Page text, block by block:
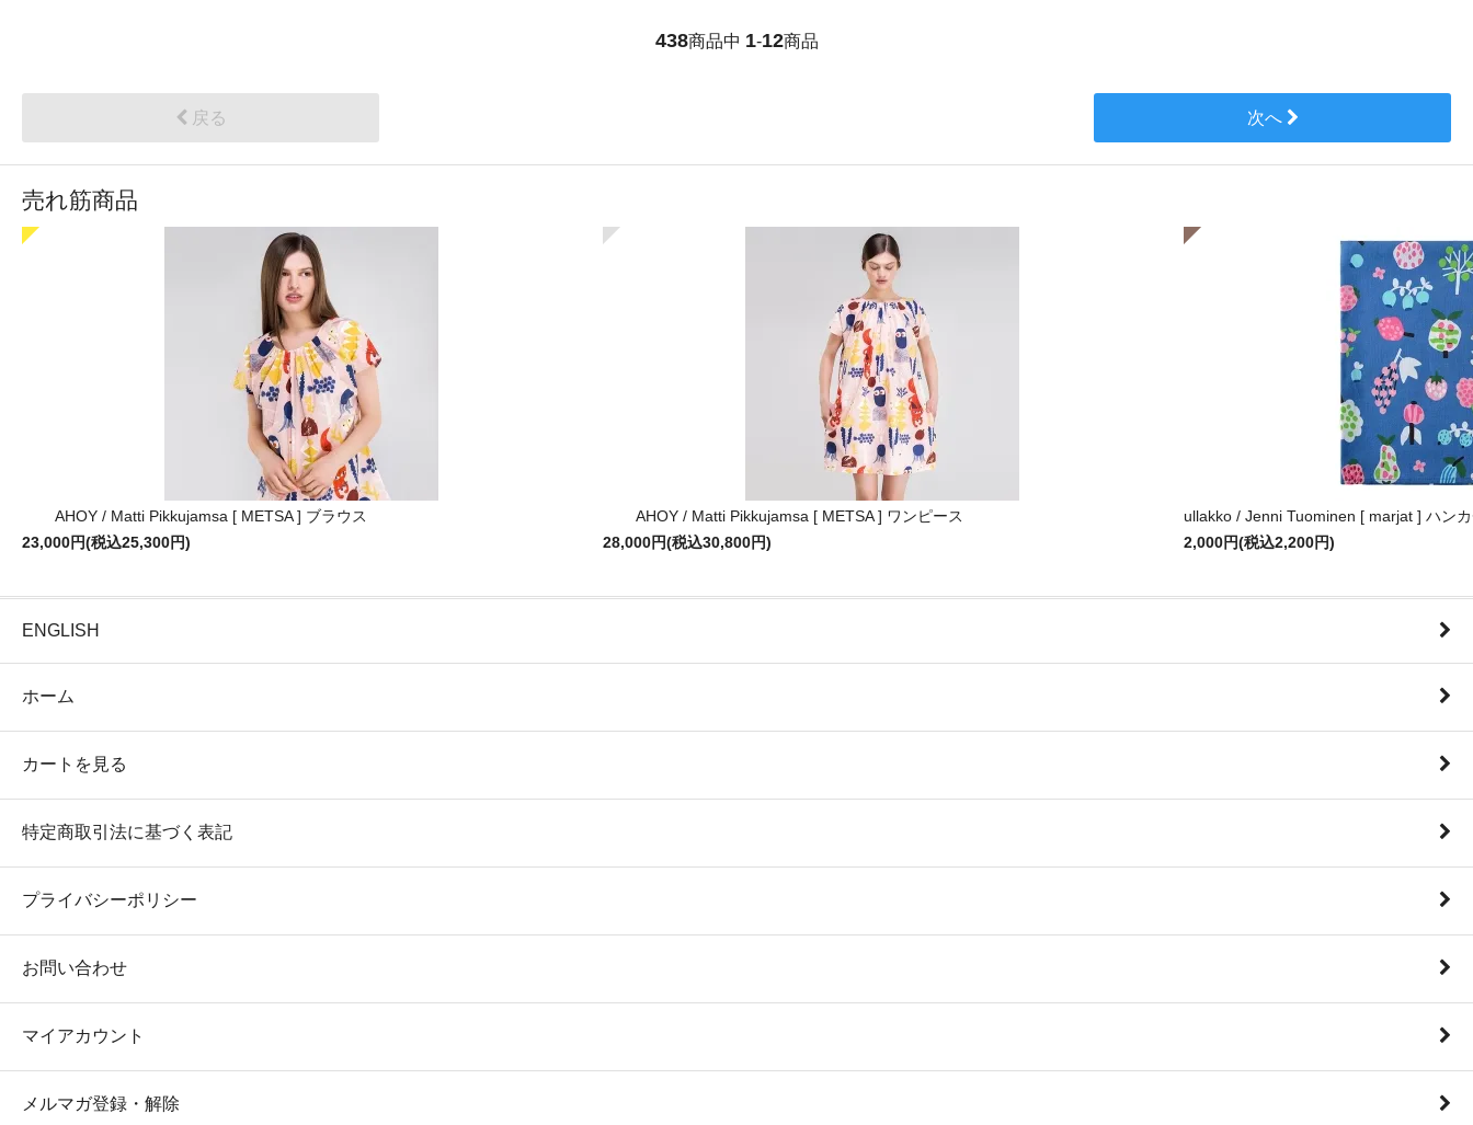
438商品中 1-12商品
戻る 次へ
売れ筋商品
AHOY / Matti Pikkujamsa [ METSA ] ブラウス
23,000円(税込25,300円)
AHOY / Matti Pikkujamsa [ METSA ] ワンピース
28,000円(税込30,800円)
ullakko / Jenni Tuominen [ marjat ] ハン
2,000円(税込2,200円)
ENGLISH
ホーム
カートを見る
特定商取引法に基づく表記
プライバシーポリシー
お問い合わせ
マイアカウント
メルマガ登録・解除